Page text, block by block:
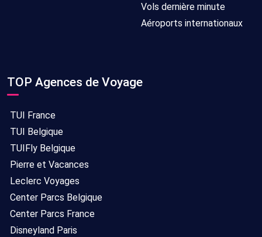
Vols dernière minute
Aéroports internationaux
TOP Agences de Voyage
TUI France
TUI Belgique
TUIFly Belgique
Pierre et Vacances
Leclerc Voyages
Center Parcs Belgique
Center Parcs France
Disneyland Paris